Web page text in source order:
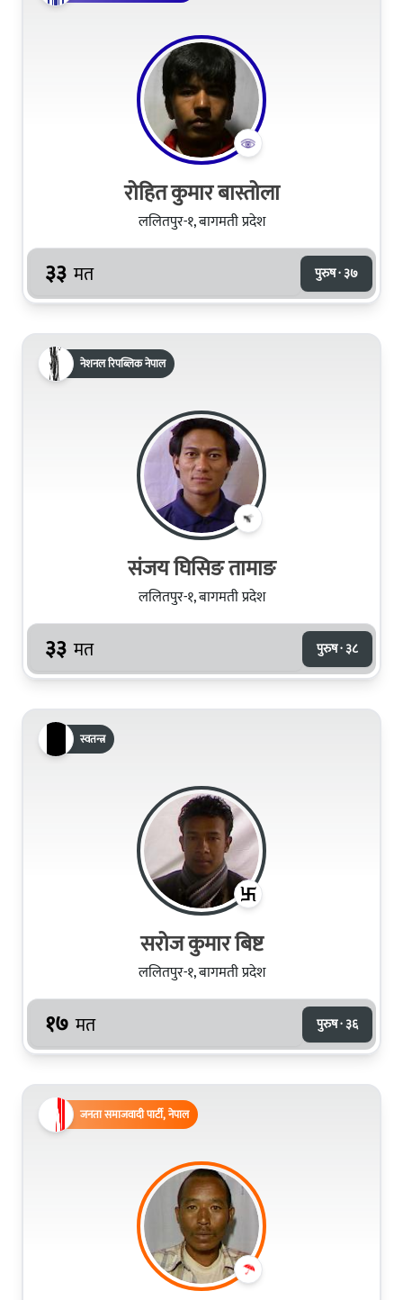
रोहित कुमार बास्तोला
ललितपुर-१, बागमती प्रदेश
३३ मत पुरुष · ३७
नेशनल रिपब्लिक नेपाल
संजय घिसिङ तामाङ
ललितपुर-१, बागमती प्रदेश
३३ मत पुरुष · ३८
स्वतन्त्र
सरोज कुमार बिष्ट
ललितपुर-१, बागमती प्रदेश
१७ मत पुरुष · ३६
जनता समाजवादी पार्टी, नेपाल